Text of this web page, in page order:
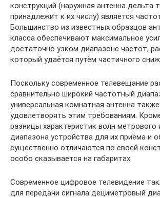
конструкций (наружная антенна дельта
принадлежит к их числу) является
Большинство из известных образцов
класса обеспечивают максимальное
достаточно узком диапазоне частот,
который удаётся путём частичного
Поскольку современное телевещание
сравнительно широкий частотный
универсальная комнатная антенна
удовлетворять этим требованиям.
разницы характеристик волн
диапазона устройства для их приёма и
существенно отличаются по своей
особо сказывается на габаритах.
Современное цифровое телевидение
для передачи сигнала дециметровый